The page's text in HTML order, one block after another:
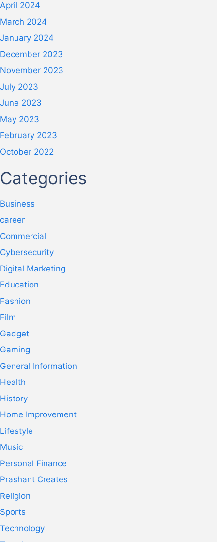
April 2024
March 2024
January 2024
December 2023
November 2023
July 2023
June 2023
May 2023
February 2023
October 2022
Categories
Business
career
Commercial
Cybersecurity
Digital Marketing
Education
Fashion
Film
Gadget
Gaming
General Information
Health
History
Home Improvement
Lifestyle
Music
Personal Finance
Prashant Creates
Religion
Sports
Technology